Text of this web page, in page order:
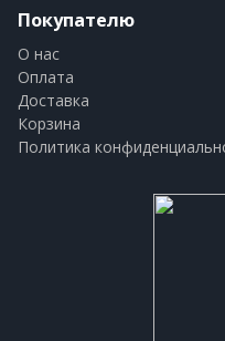
Покупателю
О нас
Оплата
Доставка
Корзина
Политика